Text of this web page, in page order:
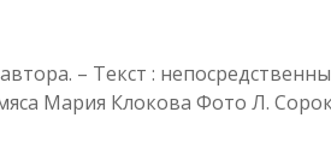
– Текст :
мяса Мария Клокова Фото Л.